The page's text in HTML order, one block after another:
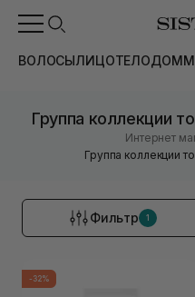
ВОЛОСЫЛИЦОТЕЛОДОМ
Группа коллекции
Интернет
Группа коллекции
Фильтр 1
-32%